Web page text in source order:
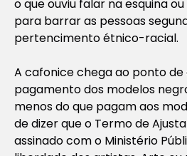
o que ouviu falar na esquina
para barrar as pessoas
pertencimento étnico-racial.
A cafonice chega ao ponto
pagamento dos modelos
menos do que pagam aos
de dizer que o Termo de
assinado com o Ministério